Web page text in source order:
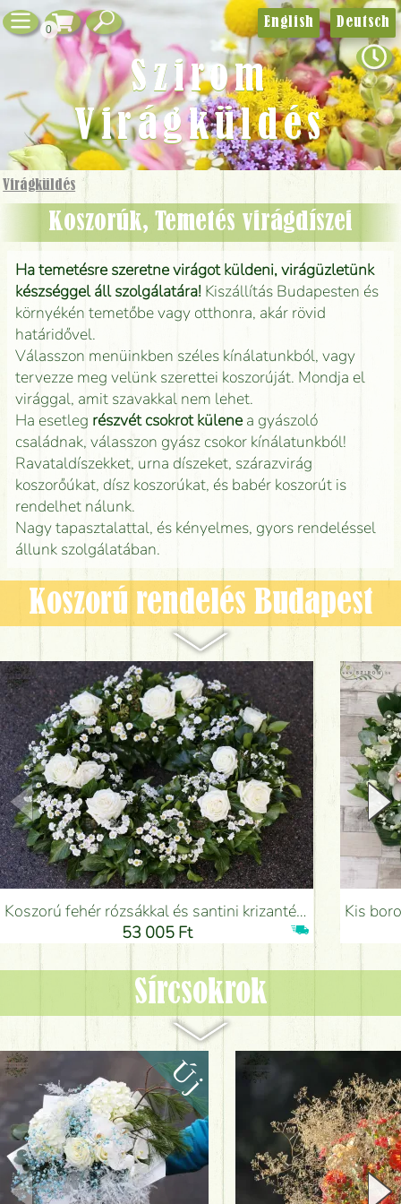
0
Virágküldés
Koszorúk, Temetés virágdíszei
Ha temetésre szeretne virágot küldeni, virágüzletünk
készséggel áll szolgálatára!Kiszállítás Budapesten és
környékén temetőbe vagy otthonra, akár rövid
határidővel.
Válasszon menüinkben széles kínálatunkból, vagy
tervezze meg velünk szerettei koszorúját. Mondja el
virággal, amit szavakkal nem lehet.
Ha esetleg részvét csokrot külenea gyászoló
családnak, válasszon gyász csokor kínálatunkból!
Ravataldíszekket, urna díszeket, szárazvirág
koszorőúkat, dísz koszorúkat, és babér koszorút is
rendelhet nálunk.
Nagy tapasztalattal, és kényelmes, gyors rendeléssel
állunk szolgálatában.
Koszorú rendelés Budapest
Koszorú fehér rózsákkal és santini krizantémmal ( 55 cm) - Virágküldés Budapesten
53 005 Ft
Kis borostyán
Sírcsokrok
English Deutsch
Szirom
Virágküldés